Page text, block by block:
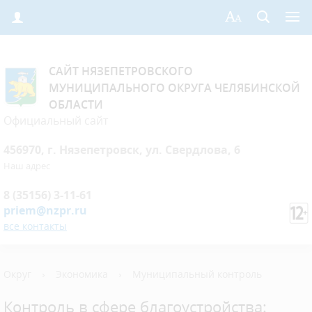
САЙТ НЯЗЕПЕТРОВСКОГО
МУНИЦИПАЛЬНОГО ОКРУГА ЧЕЛЯБИНСКОЙ
ОБЛАСТИ
priem@nzpr.ru
все контакты
Контроль в сфере благоустройства: